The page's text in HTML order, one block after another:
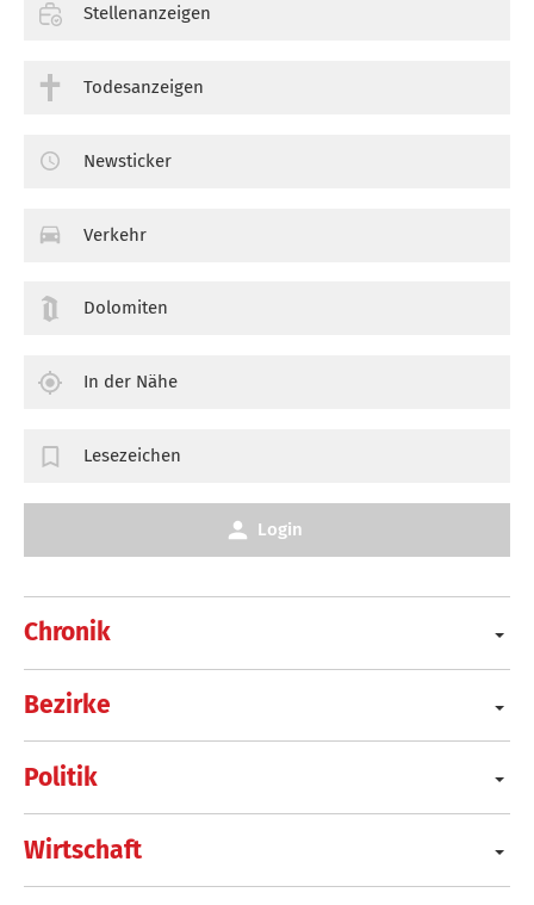
Chronik
Bezirke
Politik
Wirtschaft
Stellenanzeigen
Todesanzeigen
Newsticker
Verkehr
Dolomiten
In der Nähe
Lesezeichen
Login